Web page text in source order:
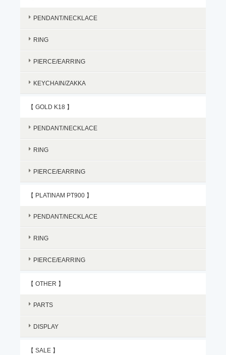
PENDANT/NECKLACE
RING
PIERCE/EARRING
KEYCHAIN/ZAKKA
【 GOLD K18 】
PENDANT/NECKLACE
RING
PIERCE/EARRING
【 PLATINAM PT900 】
PENDANT/NECKLACE
RING
PIERCE/EARRING
【 OTHER 】
PARTS
DISPLAY
【 SALE 】